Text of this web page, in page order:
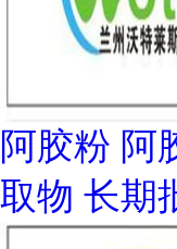
阿胶粉 阿
取物 长期